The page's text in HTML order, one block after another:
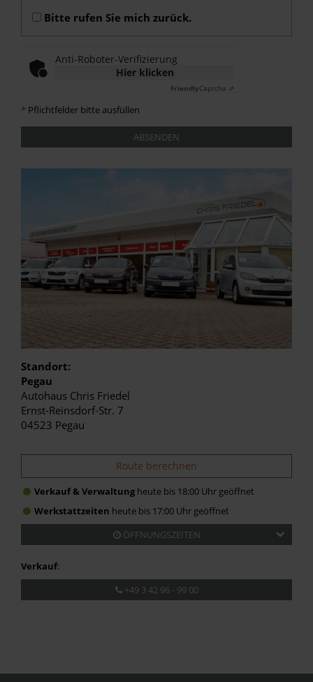
Bitte rufen Sie mich zurück.
Anti-Roboter-Verifizierung
Hier klicken
FriendlyCaptcha ⇗
* Pflichtfelder bitte ausfüllen
ABSENDEN
Standort:
Pegau
Autohaus Chris Friedel
Ernst-Reinsdorf-Str. 7
04523 Pegau
Route berechnen
Verkauf & Verwaltung heute bis 18:00 Uhr geöffnet
Werkstattzeiten heute bis 17:00 Uhr geöffnet
ÖFFNUNGSZEITEN
Verkauf:
+49 3 42 96 - 99 00